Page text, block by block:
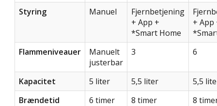
Styring
Manuel
Fjernbetjening
+ App +
*Smart Home
+ App
Flammeniveauer
Manuelt
justerbar
3 6
Kapacitet 5 liter 5,5 liter
5,5
Brændetid
6 timer 8 timer
8